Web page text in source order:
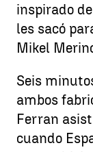
inspirado
les sacó
Mikel
Seis
ambos
Ferran
cuando